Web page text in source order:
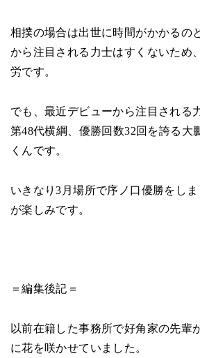
相撲の場合は出世に時間がかかるの
から注目される力士はすくないため
労です。
でも、最近デビューから注目される
第48代横綱、優勝回数32回を誇る大
くんです。
いきなり3月場所で序ノ口優勝をし
が楽しみです。
＝編集後記＝
以前在籍した事務所で好角家の先輩
に花を咲かせていました。